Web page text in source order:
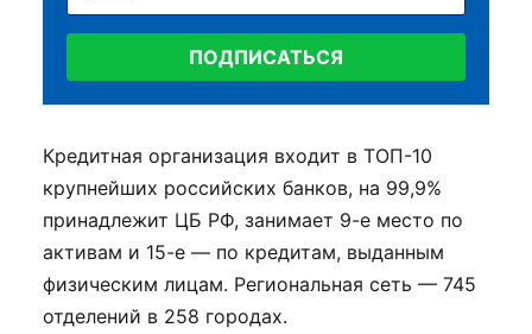
ПОДПИСАТЬСЯ
Кредитная организация входит в ТОП-10
крупнейших российских банков, на 99,9%
принадлежит ЦБ РФ, занимает 9-е место по
активам и 15-е — по кредитам, выданным
физическим лицам. Региональная сеть — 745
отделений в 258 городах.